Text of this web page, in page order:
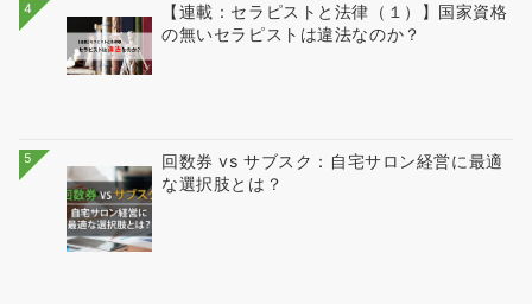
4
【連載：セラピストと法律（１）】国家資格
の無いセラピストは違法なのか？
5
回数券 vs サブスク：自宅サロン経営に最適
な選択肢とは？